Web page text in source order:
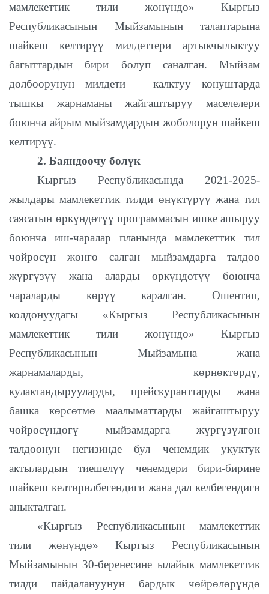
мамлекеттик тили жөнүндө» Кыргыз
Республикасынын Мыйзамынын талаптарына
шайкеш келтирүү милдеттери артыкчылыктуу
багыттардын бири болуп саналган. Мыйзам
долбоорунун милдети – калктуу конуштарда
тышкы жарнаманы жайгаштыруу маселелери
боюнча айрым мыйзамдардын жоболорун шайкеш
келтирүү.
2. Баяндоочу бөлүк
Кыргыз Республикасында 2021-2025-
жылдары мамлекеттик тилди өнүктүрүү жана тил
саясатын өркүндөтүү программасын ишке ашыруу
боюнча иш-чаралар планында мамлекеттик тил
чөйрөсүн жөнгө салган мыйзамдарга талдоо
жүргүзүү жана аларды өркүндөтүү боюнча
чараларды көрүү каралган. Ошентип,
колдонуудагы «Кыргыз Республикасынын
мамлекеттик тили жөнүндө» Кыргыз
Республикасынын Мыйзамына жана
жарнамаларды, көрнөктөрдү,
кулактандырууларды, прейскуранттарды жана
башка көрсөтмө маалыматтарды жайгаштыруу
чөйрөсүндөгү мыйзамдарга жүргүзүлгөн
талдоонун негизинде бул ченемдик укуктук
актылардын тиешелүү ченемдери бири-бирине
шайкеш келтирилбегендиги жана дал келбегендиги
аныкталган.
«Кыргыз Республикасынын мамлекеттик
тили жөнүндө» Кыргыз Республикасынын
Мыйзамынын 30-беренесине ылайык мамлекеттик
тилди пайдалануунун бардык чөйрөлөрүндө